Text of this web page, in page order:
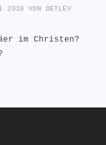
2018 VON DETLEV
im Christen?